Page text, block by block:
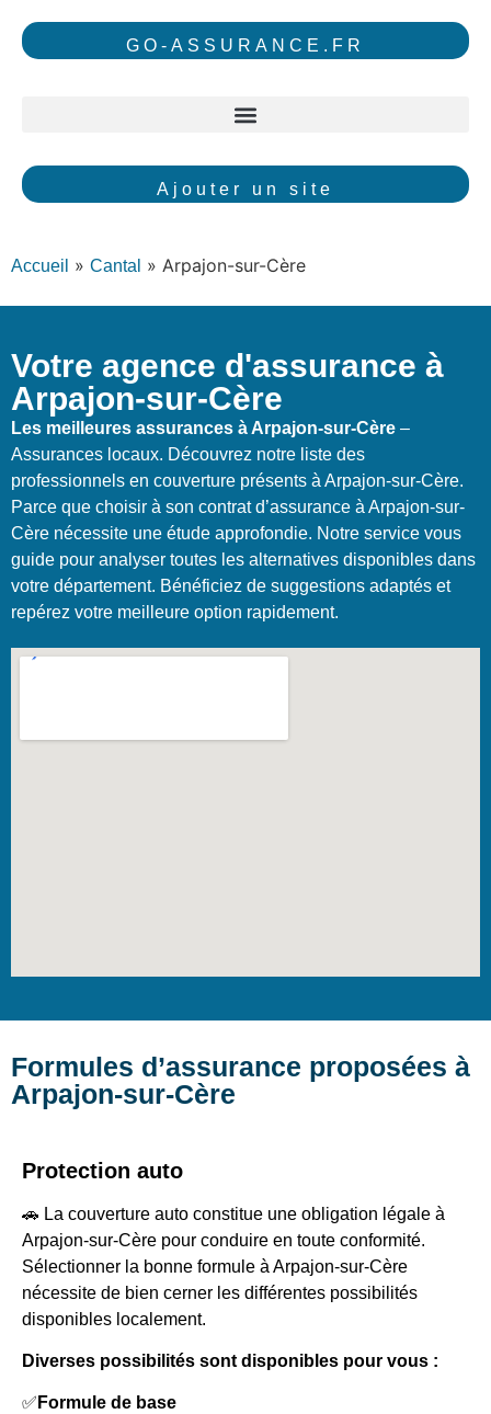
GO-ASSURANCE.FR
Ajouter un site
Accueil » Cantal » Arpajon-sur-Cère
Votre agence d'assurance à
Arpajon-sur-Cère
Les meilleures assurances à Arpajon-sur-Cère –
Assurances locaux. Découvrez notre liste des
professionnels en couverture présents à Arpajon-sur-Cère.
Parce que choisir à son contrat d’assurance à Arpajon-sur-
Cère nécessite une étude approfondie. Notre service vous
guide pour analyser toutes les alternatives disponibles dans
votre département. Bénéficiez de suggestions adaptés et
repérez votre meilleure option rapidement.
Formules d’assurance proposées à
Arpajon-sur-Cère
Protection auto
🚗 La couverture auto constitue une obligation légale à
Arpajon-sur-Cère pour conduire en toute conformité.
Sélectionner la bonne formule à Arpajon-sur-Cère
nécessite de bien cerner les différentes possibilités
disponibles localement.
Diverses possibilités sont disponibles pour vous :
✅ Formule de base